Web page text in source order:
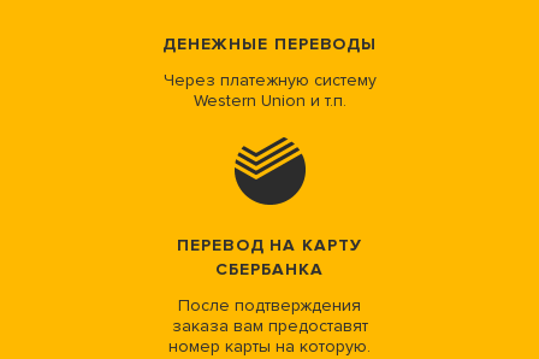
ДЕНЕЖНЫЕ ПЕРЕВОДЫ
Через платежную систему
Western Union и т.п.
ПЕРЕВОД НА КАРТУ
СБЕРБАНКА
После подтверждения
заказа вам предоставят
номер карты на которую.